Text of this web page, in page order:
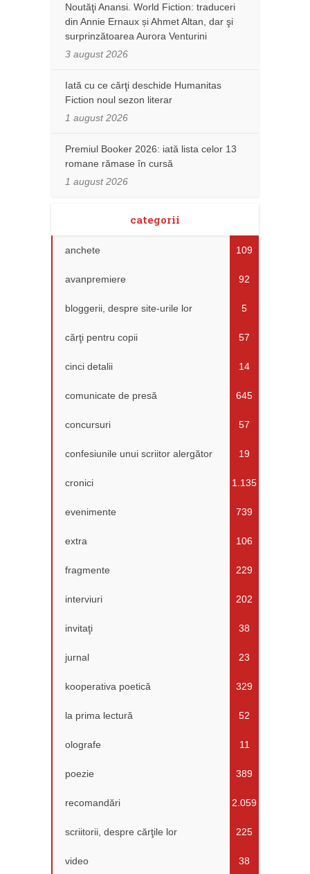
Noutăţi Anansi. World Fiction: traduceri
din Annie Ernaux și Ahmet Altan, dar şi
surprinzătoarea Aurora Venturini
3 august 2026
Iată cu ce cărţi deschide Humanitas
Fiction noul sezon literar
1 august 2026
Premiul Booker 2026: iată lista celor 13
romane rămase în cursă
1 august 2026
categorii
anchete 109
avanpremiere 92
bloggerii, despre site-urile lor 5
cărţi pentru copii 57
cinci detalii 14
comunicate de presă 645
concursuri 57
confesiunile unui scriitor alergător 19
cronici 1.135
evenimente 739
extra 106
fragmente 229
interviuri 202
invitaţi 38
jurnal 23
kooperativa poetică 329
la prima lectură 52
olografe 11
poezie 389
recomandări 2.059
scriitorii, despre cărţile lor 225
video 38